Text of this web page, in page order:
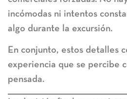
incómodas ni intentos
algo durante la excursión.
En conjunto, estos detalles
experiencia que se percibe
pensada.